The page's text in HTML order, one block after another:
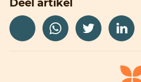
Deel artikel